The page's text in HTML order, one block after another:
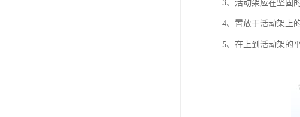
3、活动架应在坚固
4、置放于活动架上
5、在上到活动架的